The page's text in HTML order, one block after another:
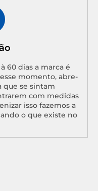
60 dias a marca é
momento, abre-
que se sintam
com medidas
isso fazemos a
o que existe no